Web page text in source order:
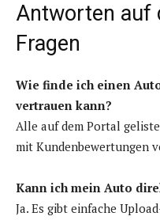
Antworten auf
Fragen
Wie finde ich einen
vertrauen kann?
Alle auf dem Portal
mit Kundenbewertungen
Kann ich mein Auto
Ja. Es gibt einfache